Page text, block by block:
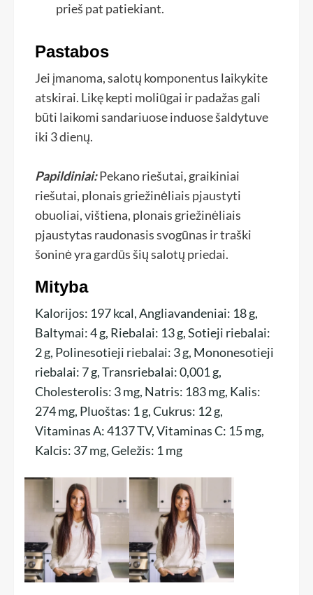
prieš pat patiekiant.
Pastabos
Jei įmanoma, salotų komponentus laikykite
atskirai. Likę kepti moliūgai ir padažas gali
būti laikomi sandariuose induose šaldytuve
iki 3 dienų.
Papildiniai:Pekano riešutai, graikiniai
riešutai, plonais griežinėliais pjaustyti
obuoliai, vištiena, plonais griežinėliais
pjaustytas raudonasis svogūnas ir traški
šoninė yra gardūs šių salotų priedai.
Mityba
Kalorijos: 197kcal,Angliavandeniai: 18g,
Baltymai:4g, Riebalai: 13g,Sotieji riebalai:
2g, Polinesotieji riebalai: 3g, Mononesotieji
riebalai: 7g,Transriebalai:0,001 g,
Cholesterolis: 3mg, Natris: 183mg, Kalis:
274mg, Pluoštas: 1 g,Cukrus: 12g,
Vitaminas A:4137TV,Vitaminas C: 15mg,
Kalcis: 37mg,Geležis: 1 mg